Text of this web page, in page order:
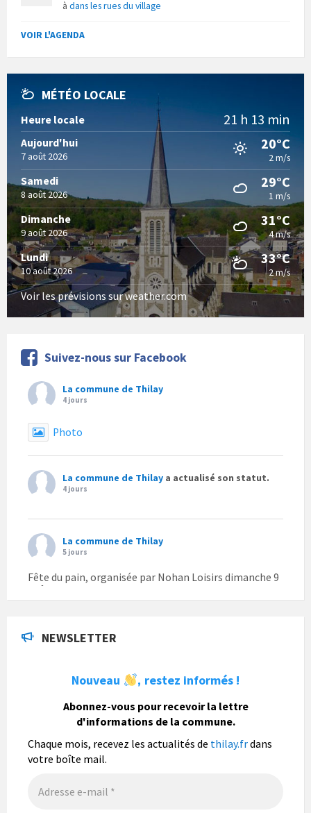
à dans les rues du village
VOIR L'AGENDA
MÉTÉO LOCALE
Heure locale 21 h 13 min
Aujourd'hui
7 août 2026
20°C
2 m/s
Samedi
8 août 2026
29°C
1 m/s
Dimanche
9 août 2026
31°C
4 m/s
Lundi
10 août 2026
33°C
2 m/s
Voir les prévisions sur weather.com
Suivez-nous sur Facebook
La commune de Thilay
4 jours
Photo
La commune de Thilay a actualisé son statut.
4 jours
La commune de Thilay
5 jours
Fête du pain, organisée par Nohan Loisirs dimanche 9
août.
population mais également les visiteurs à son
bulletin municipal annuel en organisant un concours
photo gratuit OUVERT À TOUS.
Vous pouvez envoyer vos photo...Lire la suite
NEWSLETTER
Nouveau , restez informés !
Abonnez-vous pour recevoir la lettre
d'informations de la commune.
Chaque mois, recevez les actualités de thilay.frdans
votre boîte mail.